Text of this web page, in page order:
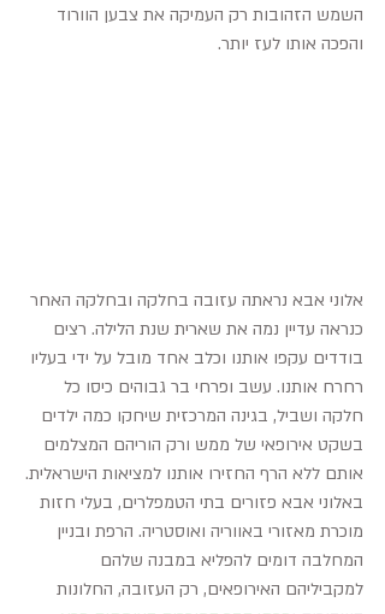
השמש הזהובות רק העמיקה את צבען הוורוד
והפכה אותו לעז יותר.
אלוני אבא נראתה עזובה בחלקה ובחלקה האחר
כנראה עדיין נמה את שארית שנת הלילה. רצים
בודדים עקפו אותנו וכלב אחד מובל על ידי בעליו
רחרח אותנו. עשב ופרחי בר גבוהים כיסו כל
חלקה ושביל, בגינה המרכזית שיחקו כמה ילדים
בשקט אירופאי של ממש ורק הוריהם המצלמים
אותם ללא הרף החזירו אותנו למציאות הישראלית.
באלוני אבא פזורים בתי הטמפלרים, בעלי חזות
מוכרת מאזורי באווריה ואוסטריה. הרפת ובניין
המחלבה דומים להפליא במבנה שלהם
למקביליהם האירופאים, רק העזובה, החלונות